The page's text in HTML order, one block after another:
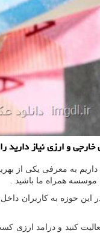
به معرفی یکی از
موسسه همراه ما باشید .
حوزه به کاربران
کنید و درامد ارزی